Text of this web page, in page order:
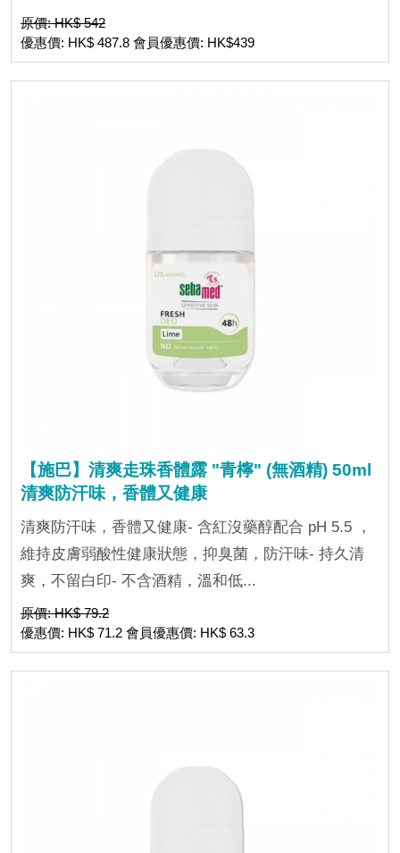
原價: HK$ 542
優惠價: HK$ 487.8 會員優惠價: HK$439
【施巴】清爽走珠香體露 "青檸" (無酒精) 50ml
清爽防汗味，香體又健康
清爽防汗味，香體又健康- 含紅沒藥醇配合 pH 5.5 ，
維持皮膚弱酸性健康狀態，抑臭菌，防汗味- 持久清
爽，不留白印- 不含酒精，溫和低...
原價: HK$ 79.2
優惠價: HK$ 71.2 會員優惠價: HK$ 63.3